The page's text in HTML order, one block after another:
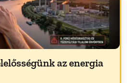
az energia